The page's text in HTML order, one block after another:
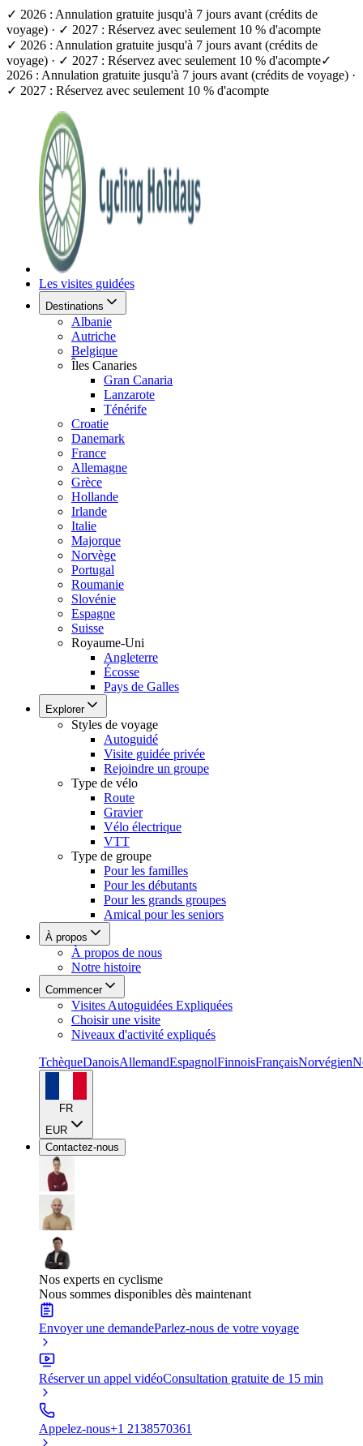
✓ 2026 : Annulation gratuite jusqu'à 7 jours avant (crédits de
voyage) · ✓ 2027 : Réservez avec seulement 10 % d'acompte
✓ 2026 : Annulation gratuite jusqu'à 7 jours avant (crédits de
voyage) · ✓ 2027 : Réservez avec seulement 10 % d'acompte✓
2026 : Annulation gratuite jusqu'à 7 jours avant (crédits de voyage) ·
✓ 2027 : Réservez avec seulement 10 % d'acompte
Les visites guidées
Destinations
Albanie
Autriche
Belgique
Îles Canaries
Gran Canaria
Lanzarote
Ténérife
Croatie
Danemark
France
Allemagne
Grèce
Hollande
Irlande
Italie
Majorque
Norvège
Portugal
Roumanie
Slovénie
Espagne
Suisse
Royaume-Uni
Angleterre
Écosse
Pays de Galles
Explorer
Styles de voyage
Autoguidé
Visite guidée privée
Rejoindre un groupe
Type de vélo
Route
Gravier
Vélo électrique
VTT
Type de groupe
Pour les familles
Pour les débutants
Pour les grands groupes
Amical pour les seniors
À propos
À propos de nous
Notre histoire
Commencer
Visites Autoguidées Expliquées
Choisir une visite
Niveaux d'activité expliqués
TchèqueDanoisAllemandEspagnolFinnoisFrançaisNorvégien
FR
EUR
Contactez-nous
Nos experts en cyclisme
Nous sommes disponibles dès maintenant
Envoyer une demandeParlez-nous de votre voyage
Réserver un appel vidéoConsultation gratuite de 15 min
Appelez-nous+1 2138570361